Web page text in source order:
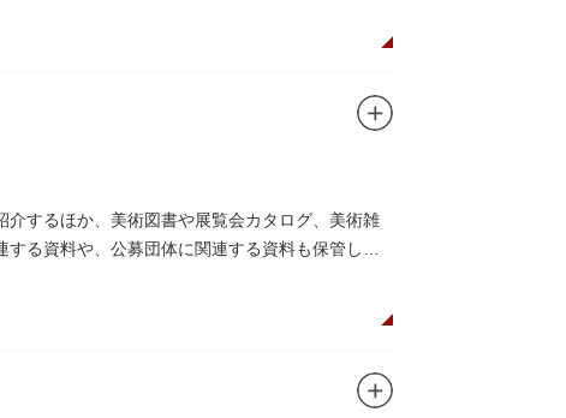
するほか、美術図書や展覧会カタログ、美術雑
る資料や、公募団体に関連する資料も保管して